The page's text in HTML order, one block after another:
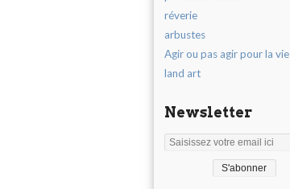
réverie
arbustes
Agir ou pas agir pour la vie
land art
Newsletter